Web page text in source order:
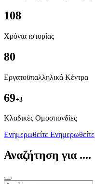
108
Χρόνια ιστορίας
80
Εργατοϋπαλληλικά Κέντρα
69+3
Kλαδικές Ομοσπονδίες
Ενημερωθείτε Ενημερωθείτε
Αναζήτηση για ....